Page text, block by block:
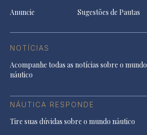
Anuncie
Sugestões de Pautas
NOTÍCIAS
Acompanhe todas as notícias sobre o mundo
náutico
NÁUTICA RESPONDE
Tire suas dúvidas sobre o mundo náutico